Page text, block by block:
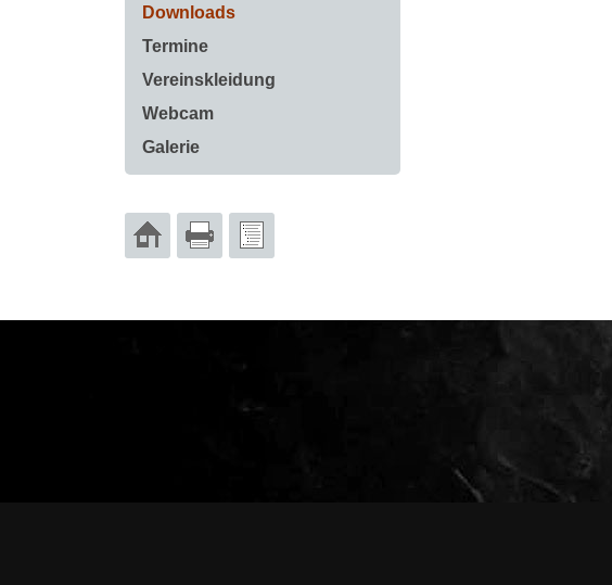
Downloads
Termine
Vereinskleidung
Webcam
Galerie